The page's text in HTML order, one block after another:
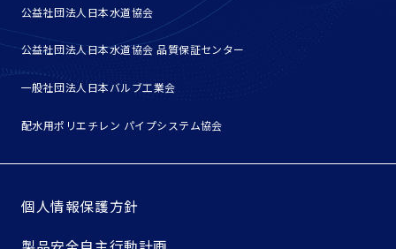
公益社団法人日本水道協会
公益社団法人日本水道協会 品質保証センター
一般社団法人日本バルブ工業会
配水用ポリエチレン パイプシステム協会
個人情報保護方針